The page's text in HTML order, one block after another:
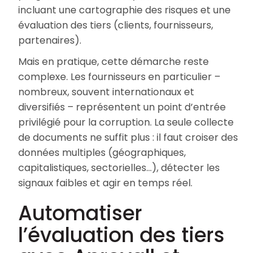
incluant une cartographie des risques et une
évaluation des tiers (clients, fournisseurs,
partenaires).
Mais en pratique, cette démarche reste
complexe. Les fournisseurs en particulier –
nombreux, souvent internationaux et
diversifiés – représentent un point d’entrée
privilégié pour la corruption. La seule collecte
de documents ne suffit plus : il faut croiser des
données multiples (géographiques,
capitalistiques, sectorielles…), détecter les
signaux faibles et agir en temps réel.
Automatiser
l’évaluation des tiers